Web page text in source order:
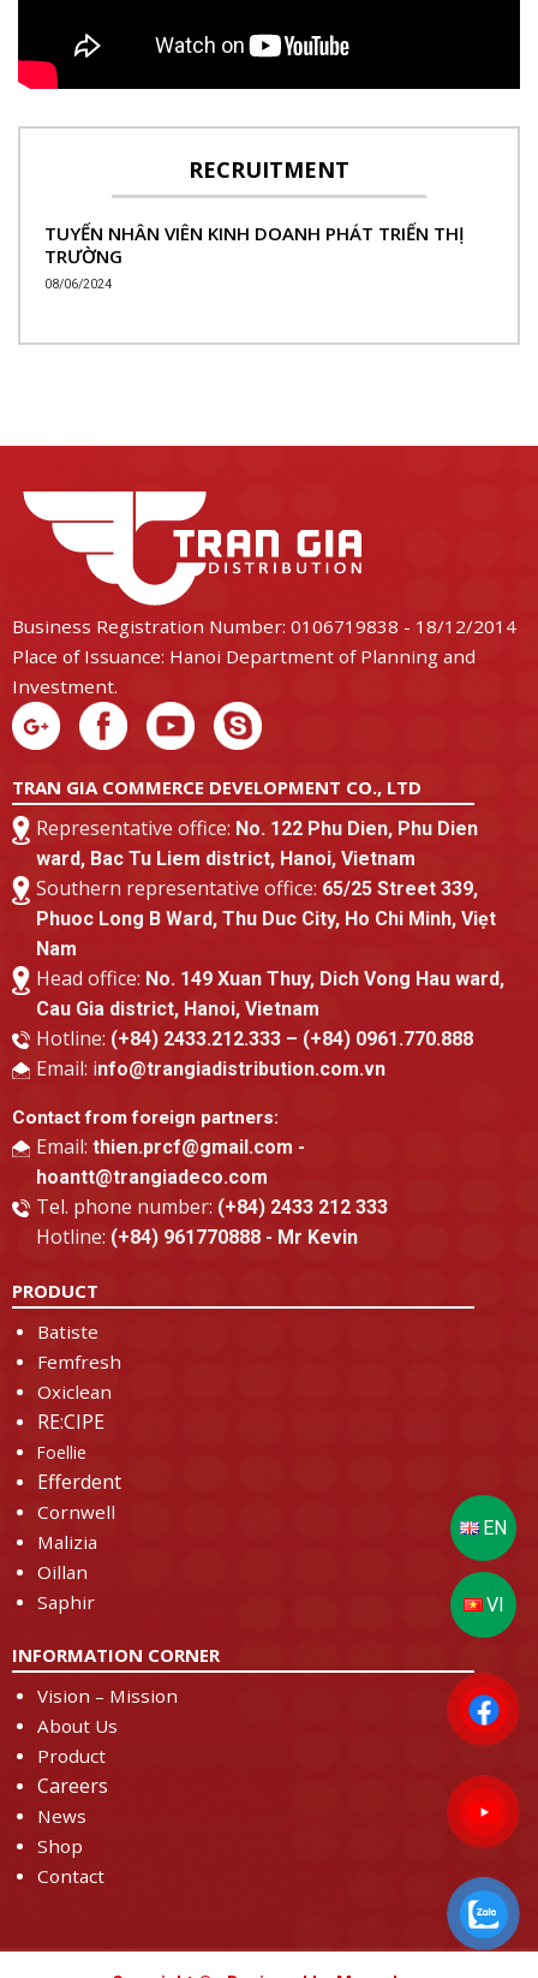
RECRUITMENT
TUYỂN NHÂN VIÊN KINH DOANH PHÁT TRIỂN THỊ
TRƯỜNG
08/06/2024
Business Registration Number: 0106719838 - 18/12/2014
Place of Issuance: Hanoi Department of Planning and
Investment.
TRAN GIA COMMERCE DEVELOPMENT CO., LTD
Representative office: No. 122 Phu Dien, Phu Dien
ward, Bac Tu Liem district, Hanoi, Vietnam
Southern representative office: 65/25 Street 339,
Phuoc Long B Ward, Thu Duc City, Ho Chi Minh, Viẹt
Nam
Head office: No. 149 Xuan Thuy, Dich Vong Hau ward,
Cau Gia district, Hanoi, Vietnam
Hotline: (+84) 2433.212.333 – (+84) 0961.770.888
Email: info@trangiadistribution.com.vn
Contact from foreign partners:
Email: thien.prcf@gmail.com -
hoantt@trangiadeco.com
Tel. phone number: (+84) 2433 212 333
Hotline: (+84) 961770888 - Mr Kevin
PRODUCT
Batiste
Femfresh
Oxiclean
RE:CIPE
Foellie
Efferdent
Cornwell
Malizia
Oillan
Saphir
INFORMATION CORNER
Vision – Mission
About Us
Product
Careers
News
Shop
Contact